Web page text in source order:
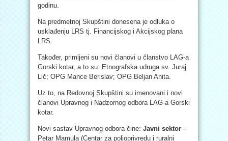
godinu.
Na predmetnoj Skupštini donesena je odluka o
usklađenju LRS tj. Financijskog i Akcijskog plana
LRS.
Također, primljeni su novi članovi u članstvo LAG-a
Gorski kotar, a to su: Etnografska udruga sv. Juraj
Lič; OPG Mance Berislav; OPG Beljan Anita.
Uz to, na Redovnoj Skupštini su imenovani i novi
članovi Upravnog i Nadzornog odbora LAG-a Gorski
kotar.
Novi sastav Upravnog odbora čine: Javni sektor –
Petar Mamula (Centar za poljoprivredu i ruralni